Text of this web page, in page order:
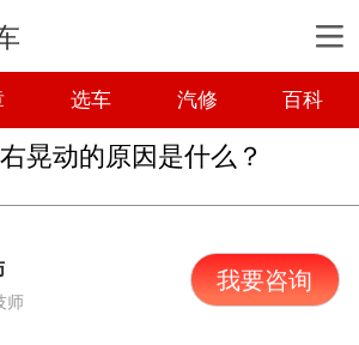
选车 汽修 百科
晃动的原因是什么？
师
我要咨询